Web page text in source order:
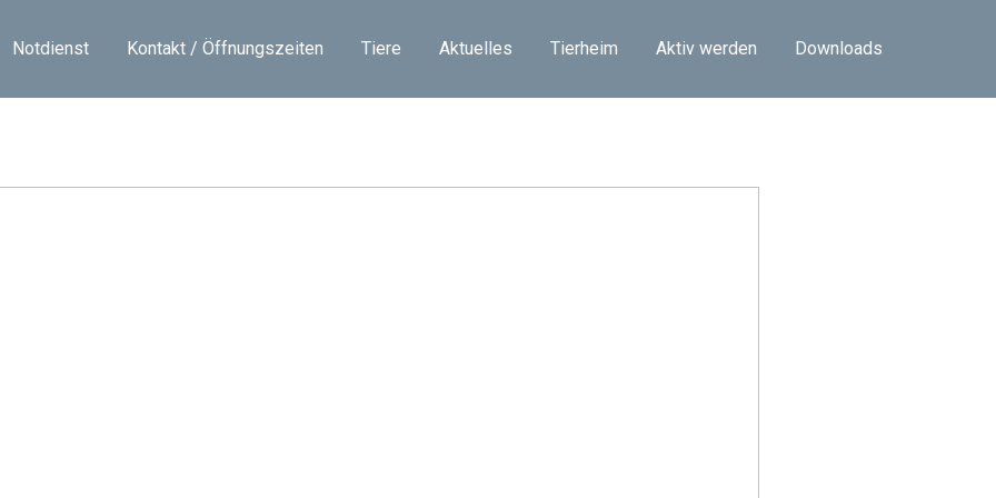
Notdienst Kontakt / Öffnungszeiten Tiere Aktuelles Tierheim Aktiv werden Downloads